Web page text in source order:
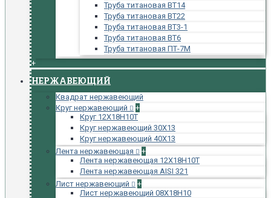
Труба титановая ВТ14
Труба титановая ВТ22
Труба титановая ВТ3-1
Труба титановая ВТ6
Труба титановая ПТ-7М
+
НЕРЖАВЕЮЩИЙ
Квадрат нержавеющий
Круг нержавеющий
+
Круг 12Х18Н10Т
Круг нержавеющий 30Х13
Круг нержавеющий 40Х13
Лента нержавеющая
+
Лента нержавеющая 12Х18Н10Т
Лента нержавеющая AISI 321
Лист нержавеющий
+
Лист нержавеющий 08Х18Н10